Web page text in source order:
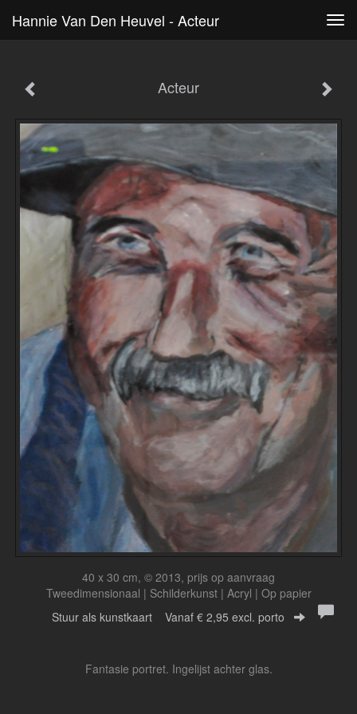
Hannie Van Den Heuvel - Acteur
Acteur
40 x 30 cm, © 2013, prijs op aanvraag
Tweedimensionaal | Schilderkunst | Acryl | Op papier
Stuur als kunstkaart Vanaf € 2,95 excl. porto
Fantasie portret. Ingelijst achter glas.